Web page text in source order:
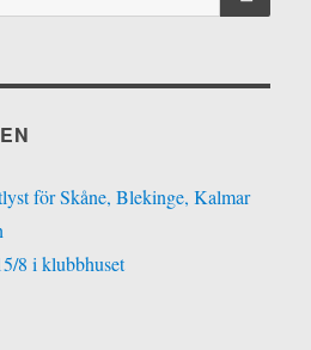
för Skåne, Blekinge, Kalmar
8 i klubbhuset